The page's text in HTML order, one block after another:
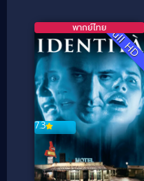
Full HD
7.3
พากย์ไทย